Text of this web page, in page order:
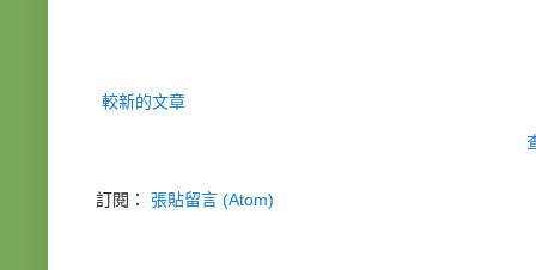
較新的文章
訂閱： 張貼留言 (Atom)